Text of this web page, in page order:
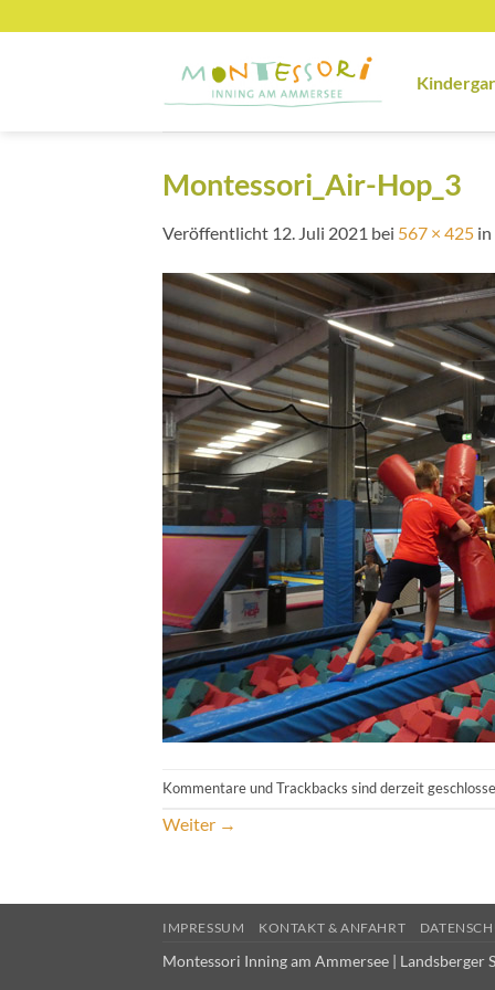
Montessori_Air-Hop_3
Veröffentlicht 12. Juli 2021 bei 567 × 425 in
Kommentare und Trackbacks sind derzeit
Weiter →
IMPRESSUM KONTAKT & ANFAHRT
Montessori Inning am Ammersee | Landsberger